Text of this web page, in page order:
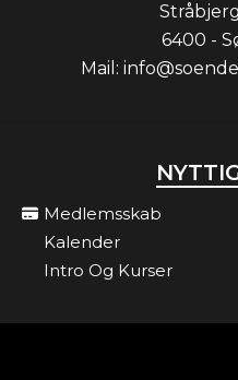
6400 -
Mail:
Medlemsskab
Kalender
Intro Og Kurser